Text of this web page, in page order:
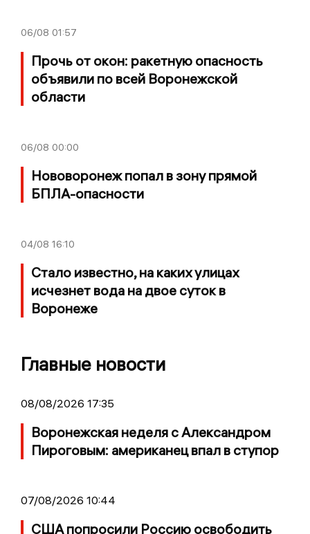
06/08 01:57
Прочь от окон: ракетную опасность
объявили по всей Воронежской
области
06/08 00:00
Нововоронеж попал в зону прямой
БПЛА-опасности
04/08 16:10
Стало известно, на каких улицах
исчезнет вода на двое суток в
Воронеже
Главные новости
08/08/2026 17:35
Воронежская неделя с Александром
Пироговым: американец впал в ступор
07/08/2026 10:44
США попросили Россию освободить